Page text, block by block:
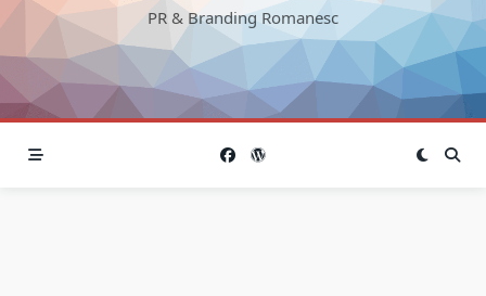
PR & Branding Romanesc